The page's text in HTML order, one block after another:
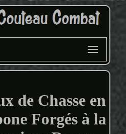
de Chasse en
Forgés à la